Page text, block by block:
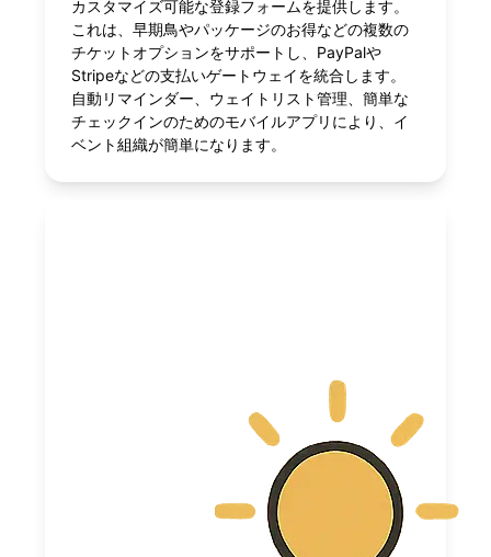
カスタマイズ可能な登録フォームを提供します。
これは、早期鳥やパッケージのお得などの複数の
チケットオプションをサポートし、PayPalや
Stripeなどの支払いゲートウェイを統合します。
自動リマインダー、ウェイトリスト管理、簡単な
チェックインのためのモバイルアプリにより、イ
ベント組織が簡単になります。